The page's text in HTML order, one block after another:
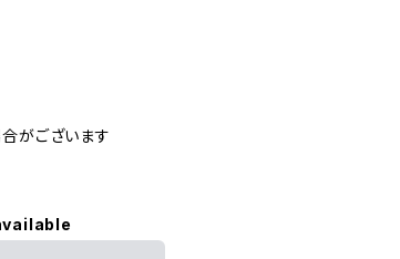
がございます